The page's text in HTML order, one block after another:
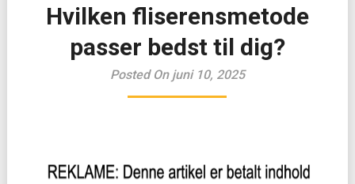
Hvilken fliserensmetode
passer bedst til dig?
Posted On juni 10, 2025